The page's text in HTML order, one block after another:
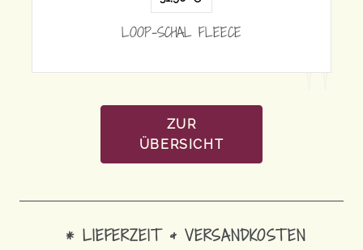
LOOP-SCHAL FLEECE
ZUR
ÜBERSICHT
* LIEFERZEIT & VERSANDKOSTEN